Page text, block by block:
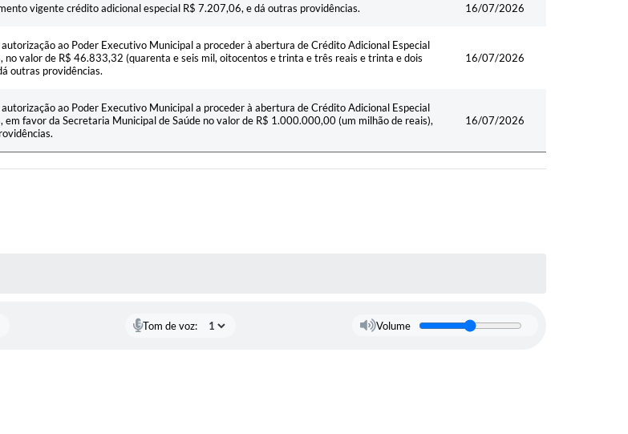
vigente crédito adicional especial R$ 7.207,06, e dá outras providências. 16/07/2026
ao Poder Executivo Municipal a proceder à abertura de Crédito Adicional Especial
no valor de R$ 46.833,32 (quarenta e seis mil, oitocentos e trinta e três reais e trinta e dois
outras providências.
16/07/2026
ao Poder Executivo Municipal a proceder à abertura de Crédito Adicional Especial
em favor da Secretaria Municipal de Saúde no valor de R$ 1.000.000,00 (um milhão de reais),
16/07/2026
Tom de voz: Volume